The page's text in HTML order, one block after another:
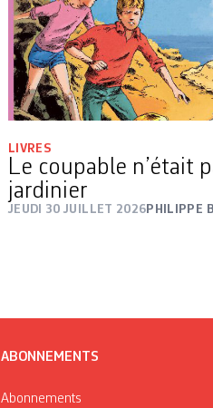
LIVRES
Le coupable n’était
jardinier
JEUDI 30 JUILLET 2026 PHILIPPE
ABONNEMENTS
Abonnements